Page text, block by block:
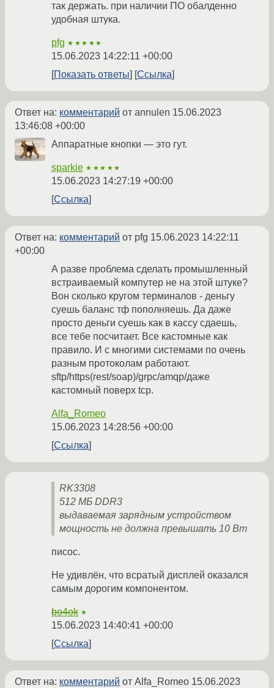
так держать. при наличии ПО обалденно
удобная штука.
pfg ★★★★★
15.06.2023 14:22:11 +00:00
Показать ответы
Ссылка
Ответ на: комментарий от annulen 15.06.2023
13:46:08 +00:00
Аппаратные кнопки — это гут.
sparkie ★★★★★
15.06.2023 14:27:19 +00:00
Ссылка
Ответ на: комментарий от pfg 15.06.2023 14:22:11
+00:00
А разве проблема сделать промышленный
встраиваемый компутер не на этой штуке?
Вон сколько кругом терминалов - деньгу
суешь баланс тф пополняешь. Да даже
просто деньги суешь как в кассу сдаешь,
все тебе посчитает. Все кастомные как
правило. И с многими системами по очень
разным протоколам работают.
sftp/https(rest/soap)/grpc/amqp/даже
кастомный поверх tcp.
Alfa_Romeo
15.06.2023 14:28:56 +00:00
Ссылка
RK3308
512 МБ DDR3
выдаваемая зарядным устройством
мощность не должна превышать 10 Вт
писос.
Не удивлён, что всратый дисплей оказался
самым дорогим компонентом.
bo4ok ★
15.06.2023 14:40:41 +00:00
Ссылка
Ответ на: комментарий от Alfa_Romeo 15.06.2023